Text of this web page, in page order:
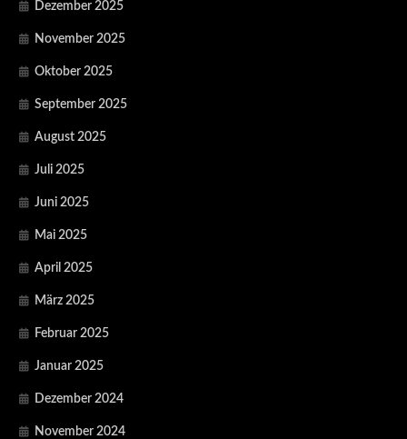
Dezember 2025
November 2025
Oktober 2025
September 2025
August 2025
Juli 2025
Juni 2025
Mai 2025
April 2025
März 2025
Februar 2025
Januar 2025
Dezember 2024
November 2024